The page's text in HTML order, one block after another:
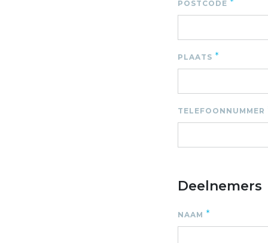
POSTCODE *
PLAATS *
TELEFOONNUMMER
Deelnemers
NAAM *